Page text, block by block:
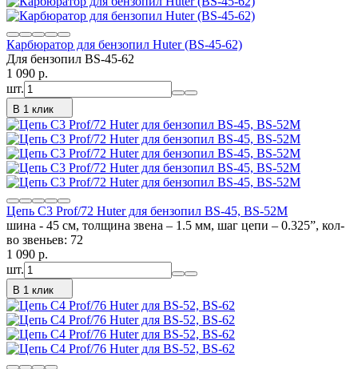
Карбюратор для бензопил Huter (BS-45-62)
Для бензопил BS-45-62
1 090 p.
шт.
В 1 клик
Цепь C3 Prof/72 Huter для бензопил BS-45, BS-52M
шина - 45 см, толщина звена – 1.5 мм, шаг цепи – 0.325”, кол-
во звеньев: 72
1 090 p.
шт.
В 1 клик